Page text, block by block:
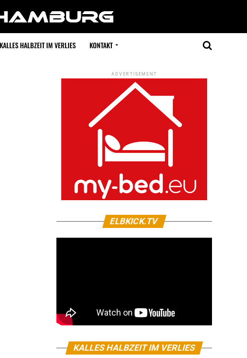
KALLES HALBZEIT IM VERLIES KONTAKT
ADVERTISEMENT
ELBKICK.TV
KALLES HALBZEIT IM VERLIES